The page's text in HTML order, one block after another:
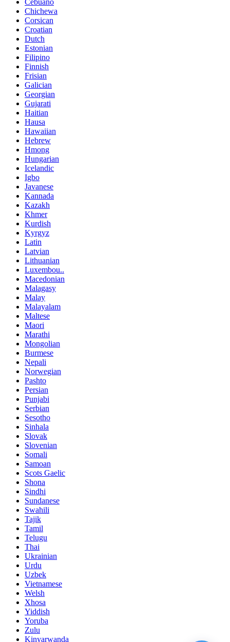
Chichewa
Corsican
Croatian
Dutch
Estonian
Filipino
Finnish
Frisian
Galician
Georgian
Gujarati
Haitian
Hausa
Hawaiian
Hebrew
Hmong
Hungarian
Icelandic
Igbo
Javanese
Kannada
Kazakh
Khmer
Kurdish
Kyrgyz
Latin
Latvian
Lithuanian
Luxembou..
Macedonian
Malagasy
Malay
Malayalam
Maltese
Maori
Marathi
Mongolian
Burmese
Nepali
Norwegian
Pashto
Persian
Punjabi
Serbian
Sesotho
Sinhala
Slovak
Slovenian
Somali
Samoan
Scots Gaelic
Shona
Sindhi
Sundanese
Swahili
Tajik
Tamil
Telugu
Thai
Ukrainian
Urdu
Uzbek
Vietnamese
Welsh
Xhosa
Yiddish
Yoruba
Zulu
Kinyarwanda